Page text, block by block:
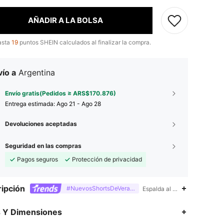
AÑADIR A LA BOLSA
19 puntos SHEIN calculados al finalizar la compra.
a Argentina
Envío gratis(Pedidos ≥ ARS$170.876)
Entrega estimada: Ago 21 - Ago 28
Devoluciones aceptadas
Seguridad en las compras
Pagos seguros
Protección de privacidad
#NuevosShortsDeVerano Espalda al
Y Dimensiones